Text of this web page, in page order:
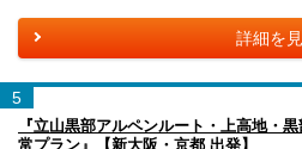
詳細を
5
『立山黒部アルペンルート・上高地・
常プラン』【新大阪・京都 出発】